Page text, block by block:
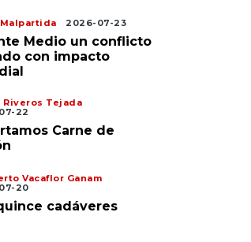
2026-07-23
Medio un conflicto
con impacto
Riveros Tejada
22
Carne de
Vacaflor Ganam
20
cadáveres